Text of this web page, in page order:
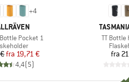
+4
Pocket 1
Pris
Nedsat pris
fra 19,71 €
4,4(5)
MÆRKE
Artikel
TT Bottle
fra